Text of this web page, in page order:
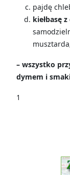
pajdę
kiełbasę
– wszystko
dymem i
1